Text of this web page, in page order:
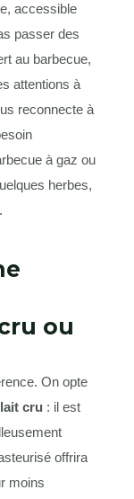
accessible
passer des
au barbecue,
attentions à
reconnecte à
à gaz ou
herbes,
ou
On opte
cru : il est
offrira
moins